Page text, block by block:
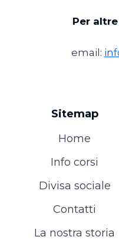
Per
email:
Sitemap
Home
Info corsi
Divisa sociale
Contatti
La nostra storia